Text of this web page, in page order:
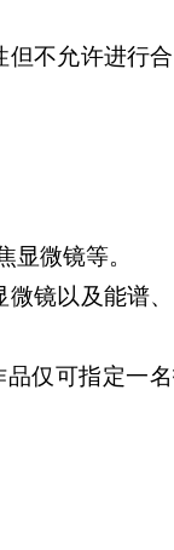
但不允许进行
微镜等。
微镜以及能谱
仅可指定一